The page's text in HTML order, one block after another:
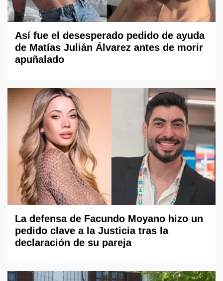
Así fue el desesperado pedido de ayuda
de Matías Julián Álvarez antes de morir
apuñalado
La defensa de Facundo Moyano hizo un
pedido clave a la Justicia tras la
declaración de su pareja